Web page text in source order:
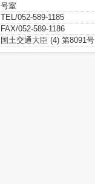
号室
TEL/052-589-1185
FAX/052-589-1186
国土交通大臣 (4) 第8091号